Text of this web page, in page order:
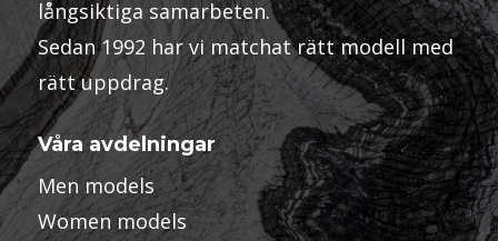
långsiktiga samarbeten.
Sedan 1992 har vi matchat rätt modell med
rätt uppdrag.
Våra avdelningar
Men models
Women models